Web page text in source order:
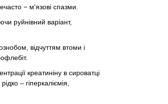
− м'язові спазми.
руйнівний варіант,
відчуттям втоми і
креатиніну в сироватці
– гіперкаліємія,